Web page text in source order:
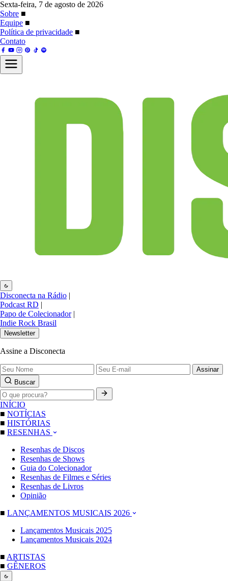
Sexta-feira, 7 de agosto de 2026
Sobre ■
Equipe ■
Política de privacidade ■
Contato
Disconecta na Rádio |
Podcast RD |
Papo de Colecionador |
Indie Rock Brasil
Newsletter
Assine a Disconecta
Assinar
Buscar
INÍCIO
■ NOTÍCIAS
■ HISTÓRIAS
■ RESENHAS
Resenhas de Discos
Resenhas de Shows
Guia do Colecionador
Resenhas de Filmes e Séries
Resenhas de Livros
Opinião
■ LANÇAMENTOS MUSICAIS 2026
Lançamentos Musicais 2025
Lançamentos Musicais 2024
■ ARTISTAS
■ GÊNEROS